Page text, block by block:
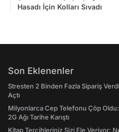
Hasadı İçin Kolları Sıvadı
Son Eklenenler
Stresten 2 Binden Fazla Sipariş
Açtı
Milyonlarca Cep Telefonu Çöp
2G Ağı Tarihe Karıştı
Kitap Tercihleriniz Sizi Ele Veriyor: